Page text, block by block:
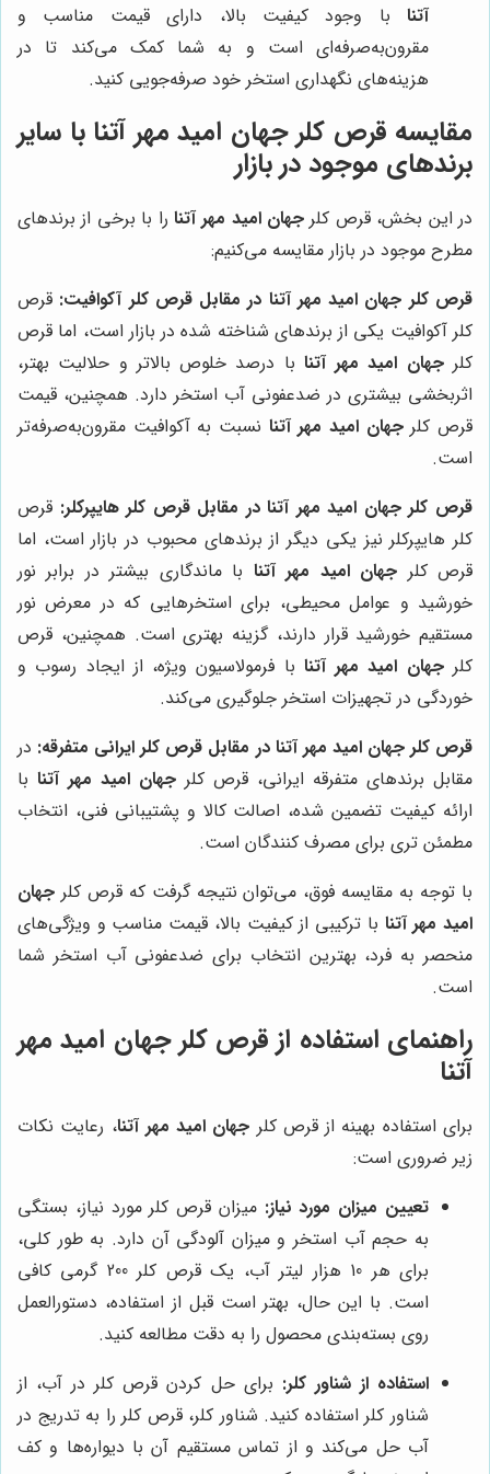
آتنا با وجود کیفیت بالا، دارای قیمت مناسب و
مقرون‌به‌صرفه‌ای است و به شما کمک می‌کند تا در
هزینه‌های نگهداری استخر خود صرفه‌جویی کنید.
مقایسه قرص کلرجهان امید مهر آتنا با سایر
برندهای موجود در بازار
در این بخش، قرص کلر جهان امید مهر آتنا را با برخی از برندهای
مطرح موجود در بازار مقایسه می‌کنیم:
قرص کلر جهان امید مهر آتنا در مقابل قرص کلر آکوافیت: قرص
کلر آکوافیت یکی از برندهای شناخته شده در بازار است، اما قرص
کلرجهان امید مهر آتنا با درصد خلوص بالاتر و حلالیت بهتر،
اثربخشی بیشتری در ضدعفونی آب استخر دارد. همچنین، قیمت
قرص کلرجهان امید مهر آتنا نسبت به آکوافیت مقرون‌به‌صرفه‌تر
است.
قرص کلرجهان امید مهر آتنادر مقابل قرص کلر هایپرکلر: قرص
کلر هایپرکلر نیز یکی دیگر از برندهای محبوب در بازار است، اما
قرص کلر جهان امید مهر آتنا با ماندگاری بیشتر در برابر نور
خورشید و عوامل محیطی، برای استخرهایی که در معرض نور
مستقیم خورشید قرار دارند، گزینه بهتری است. همچنین، قرص
کلرجهان امید مهر آتنا با فرمولاسیون ویژه، از ایجاد رسوب و
خوردگی در تجهیزات استخر جلوگیری می‌کند.
قرص کلرجهان امید مهر آتنا در مقابل قرص کلر ایرانی متفرقه: در
مقابل برندهای متفرقه ایرانی، قرص کلر جهان امید مهر آتنا با
ارائه کیفیت تضمین شده، اصالت کالا و پشتیبانی فنی، انتخاب
مطمئن تری برای مصرف کنندگان است.
با توجه به مقایسه فوق، می‌توان نتیجه گرفت که قرص کلر جهان
امید مهر آتنا با ترکیبی از کیفیت بالا، قیمت مناسب و ویژگی‌های
منحصر به فرد، بهترین انتخاب برای ضدعفونی آب استخر شما
است.
راهنمای استفاده از قرص کلرجهان امید مهر
آتنا
برای استفاده بهینه از قرص کلر جهان امید مهر آتنا، رعایت نکات
زیر ضروری است:
تعیین میزان مورد نیاز: میزان قرص کلر مورد نیاز، بستگی
به حجم آب استخر و میزان آلودگی آن دارد. به طور کلی،
برای هر 10 هزار لیتر آب، یک قرص کلر 200 گرمی کافی
است. با این حال، بهتر است قبل از استفاده، دستورالعمل
روی بسته‌بندی محصول را به دقت مطالعه کنید.
استفاده از شناور کلر: برای حل کردن قرص کلر در آب، از
شناور کلر استفاده کنید. شناور کلر، قرص کلر را به تدریج در
آب حل می‌کند و از تماس مستقیم آن با دیواره‌ها و کف